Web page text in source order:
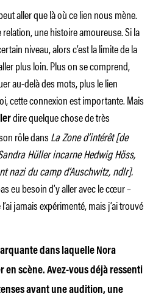
aller que là où ce lien nous mène.
une histoire amoureuse. Si la
niveau, alors c’est la limite de la
plus loin. Plus on se comprend,
au-delà des mots, plus le lien
cette connexion est importante. Mais
dire quelque chose de très
rôle dansLa Zone d’intérêt [de
Hüller incarne Hedwig Höss,
nazi du camp d’Auschwitz, ndlr].
eu besoin d’y aller avec le cœur –
jamais expérimenté, mais j’ai trouvé
dans laquelle Nora
en scène. Avez-vous déjà ressenti
avant une audition, une